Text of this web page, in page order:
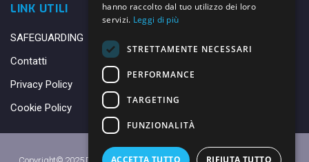
LINK UTILI
SAFEGUARDING
Contatti
Privacy Policy
Cookie Policy
hanno raccolto dal tuo utilizzo dei loro
servizi. Leggi di più
STRETTAMENTE NECESSARI
PERFORMANCE
TARGETING
FUNZIONALITÀ
ACCETTA TUTTO RIFIUTA TUTTO